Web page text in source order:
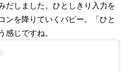
だしました。ひとしきり入力を
ンを降りていくパピー。「ひと
感じですね。